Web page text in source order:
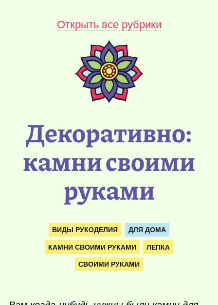
Открыть все рубрики
Декоративно:
камни своими
руками
ВИДЫ РУКОДЕЛИЯ ДЛЯ ДОМА
КАМНИ СВОИМИ РУКАМИ ЛЕПКА
СВОИМИ РУКАМИ